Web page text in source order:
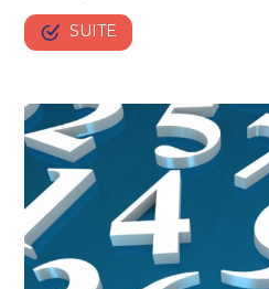
SUITE